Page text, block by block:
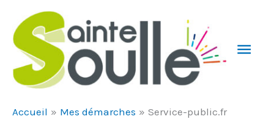
Accueil Mes démarches Service-public.fr